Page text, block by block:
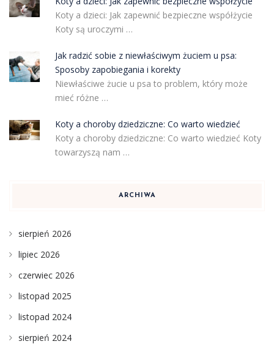
Koty a dzieci: Jak zapewnić bezpieczne współżycie
Koty są uroczymi …
Jak radzić sobie z niewłaściwym żuciem u psa:
Sposoby zapobiegania i korekty
Niewłaściwe żucie u psa to problem, który może
mieć różne …
Koty a choroby dziedziczne: Co warto wiedzieć
Koty a choroby dziedziczne: Co warto wiedzieć Koty
towarzyszą nam …
ARCHIWA
sierpień 2026
lipiec 2026
czerwiec 2026
listopad 2025
listopad 2024
sierpień 2024